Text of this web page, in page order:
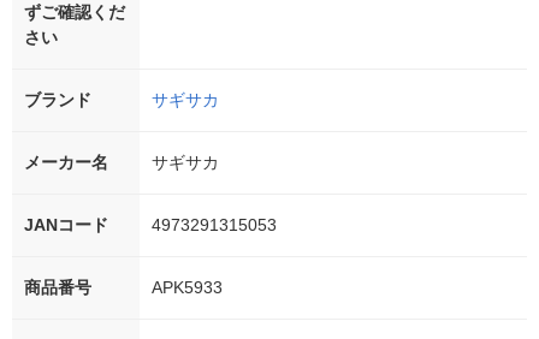
ずご確認くだ
さい
ブランド サギサカ
メーカー名 サギサカ
JANコード 4973291315053
商品番号 APK5933